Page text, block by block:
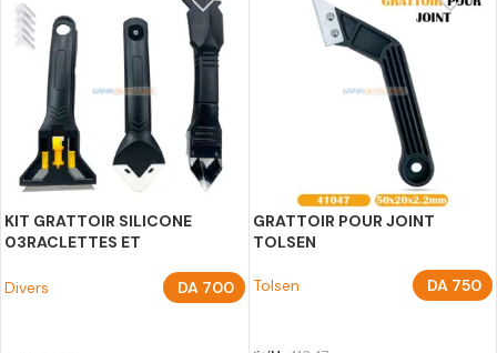
KIT GRATTOIR SILICONE
03RACLETTES ET
Divers
DA 700
GRATTOIR POUR JOINT
TOLSEN
Tolsen DA 750